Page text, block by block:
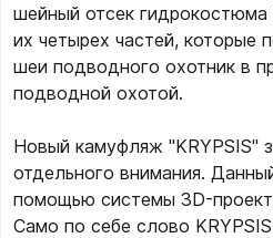
шейный отсек гидрокостюма
их четырех частей, которые
шеи подводного охотник в
подводной охотой.
Новый камуфляж "KRYPSIS"
отдельного внимания.
помощью системы 3D-
Само по себе слово